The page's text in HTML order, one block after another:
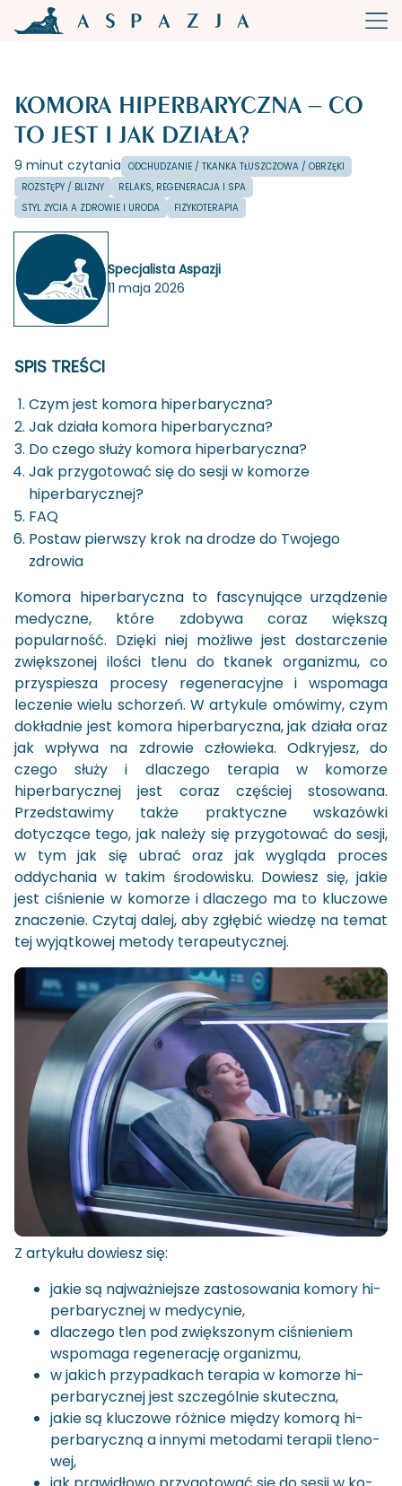
KOMORA HIPERBARYCZNA – CO
TO JEST I JAK DZIAŁA?
9 minut czytania ODCHUDZANIE / TKANKA TŁUSZCZOWA / OBRZĘKI
ROZSTĘPY / BLIZNY
RELAKS, REGENERACJA I SPA
STYL ŻYCIA A ZDROWIE I URODA
FIZYKOTERAPIA
Specjalista Aspazji
11 maja 2026
SPIS TREŚCI
Czym jest komora hiperbaryczna?
Jak działa komora hiperbaryczna?
Do czego służy komora hiperbaryczna?
Jak przygotować się do sesji w komorze
hiperbarycznej?
FAQ
Postaw pierwszy krok na drodze do Twojego
zdrowia
Komora hiperbaryczna to fascynujące urządzenie
medyczne, które zdobywa coraz większą
popularność. Dzięki niej możliwe jest dostarczenie
zwiększonej ilości tlenu do tkanek organizmu, co
przyspiesza procesy regeneracyjne i wspomaga
leczenie wielu schorzeń. W artykule omówimy, czym
dokładnie jest komora hiperbaryczna, jak działa oraz
jak wpływa na zdrowie człowieka. Odkryjesz, do
czego służy i dlaczego terapia w komorze
hiperbarycznej jest coraz częściej stosowana.
Przedstawimy także praktyczne wskazówki
dotyczące tego, jak należy się przygotować do sesji,
w tym jak się ubrać oraz jak wygląda proces
oddychania w takim środowisku. Dowiesz się, jakie
jest ciśnienie w komorze i dlaczego ma to kluczowe
znaczenie. Czytaj dalej, aby zgłębić wiedzę na temat
tej wyjątkowej metody terapeutycznej.
Z ar­ty­ku­łu do­wiesz się:
jakie są naj­waż­niej­sze za­sto­so­wa­nia ko­mo­ry hi­
per­ba­rycz­nej w me­dy­cy­nie,
dla­cze­go tlen pod zwięk­szo­nym ci­śnie­niem
wspo­ma­ga re­ge­ne­ra­cję or­ga­ni­zmu,
w ja­kich przy­pad­kach te­ra­pia w ko­mo­rze hi­
per­ba­rycz­nej jest szcze­gól­nie sku­tecz­na,
jakie są klu­czo­we róż­ni­ce mię­dzy ko­mo­rą hi­
per­ba­rycz­ną a in­ny­mi me­to­da­mi te­ra­pii tle­no­
wej,